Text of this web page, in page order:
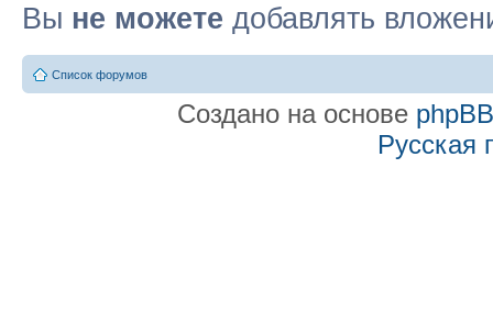
Вы не можете добавлять
Список форумов
Создано на основе phpBB
Русская